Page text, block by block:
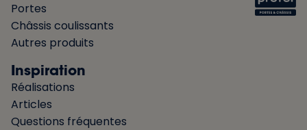
Portes
Châssis coulissants
Autres produits
Inspiration
Réalisations
Articles
Questions fréquentes